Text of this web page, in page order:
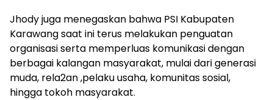
Jhody juga menegaskan bahwa PSI Kabupaten
Karawang saat ini terus melakukan penguatan
organisasi serta memperluas komunikasi dengan
berbagai kalangan masyarakat, mulai dari generasi
muda, rela2an ,pelaku usaha, komunitas sosial,
hingga tokoh masyarakat.